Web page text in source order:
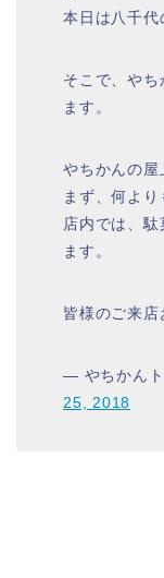
本日は八千代
そこで、や
ます。
やちかんの屋
まず、何より
店内では、
ます。
皆様のご来店
— やちかん
25, 2018